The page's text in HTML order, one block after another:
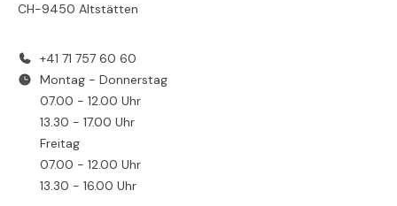
CH-9450 Altstätten
+41 71 757 60 60
Montag - Donnerstag
07.00 - 12.00 Uhr
13.30 - 17.00 Uhr
Freitag
07.00 - 12.00 Uhr
13.30 - 16.00 Uhr